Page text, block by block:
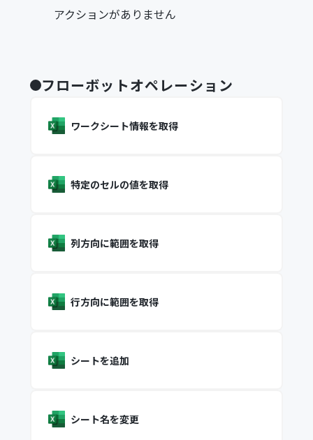
アクションがありません
フローボットオペレーション
ワークシート情報を取得
特定のセルの値を取得
列方向に範囲を取得
行方向に範囲を取得
シートを追加
シート名を変更